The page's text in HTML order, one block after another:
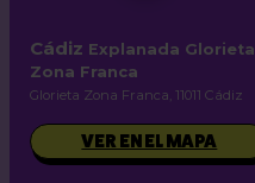
Cádiz Explanada Glorieta
Zona Franca
Glorieta Zona Franca, 11011 Cádiz
VER EN EL MAPA